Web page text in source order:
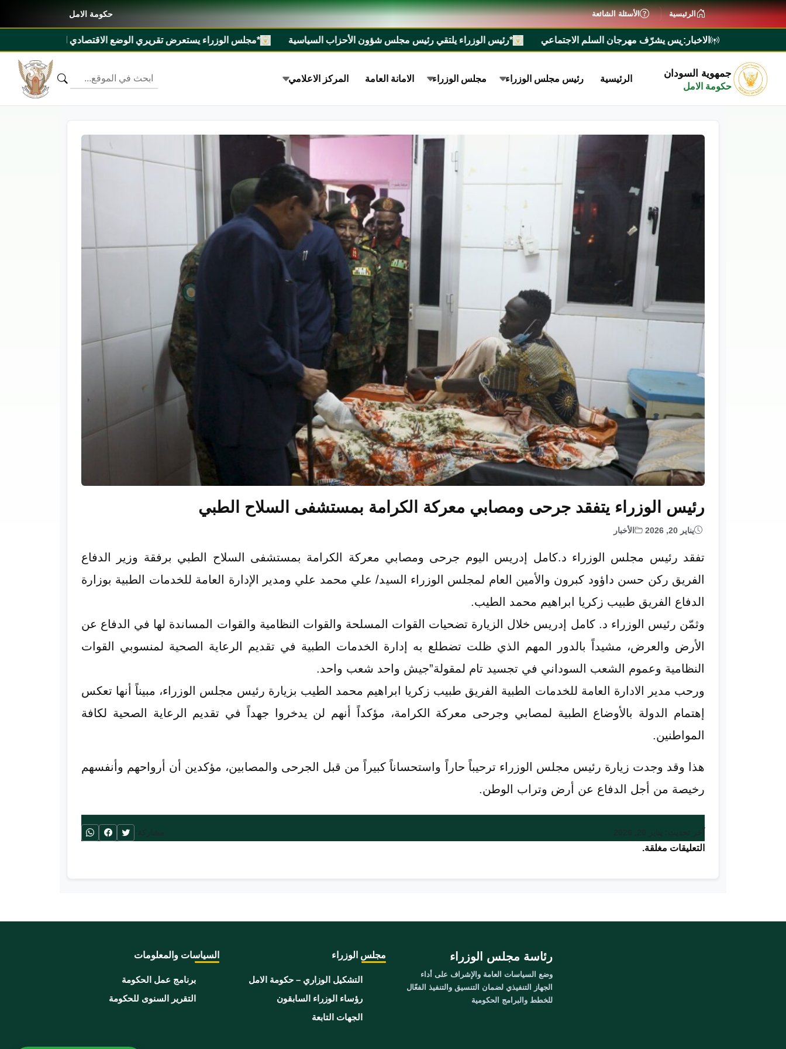
الرئيسية الأسئلة الشائعة حكومة الامل
الاخبار:
كامل ادريس يشرّف مهرجان السلم الاجتماعي *رئيس الوزراء يلتقي رئيس مجلس شؤون الأحزاب السياسية *مجلس الوزراء يستعرض تقريري الوضع الاقتصادي الراهن والإمداد الكهربائي بالبلاد*
جمهوية السودان
حكومة الامل
الرئيسية رئيس مجلس الوزراء مجلس الوزراء الامانة العامة المركز الاعلامي
رئيس الوزراء يتفقد جرحى ومصابي معركة الكرامة بمستشفى السلاح الطبي
يناير 20, 2026 الأخبار
تفقد رئيس مجلس الوزراء د.كامل إدريس اليوم جرحى ومصابي معركة الكرامة بمستشفى السلاح الطبي برفقة وزير الدفاع
الفريق ركن حسن داؤود كبرون والأمين العام لمجلس الوزراء السيد/ علي محمد علي ومدير الإدارة العامة للخدمات الطبية بوزارة
الدفاع الفريق طبيب زكريا ابراهيم محمد الطيب.
وثمّن رئيس الوزراء د. كامل إدريس خلال الزيارة تضحيات القوات المسلحة والقوات النظامية والقوات المساندة لها في الدفاع عن
الأرض والعرض، مشيداً بالدور المهم الذي ظلت تضطلع به إدارة الخدمات الطبية في تقديم الرعاية الصحية لمنسوبي القوات
النظامية وعموم الشعب السوداني في تجسيد تام لمقولة”جيش واحد شعب واحد.
ورحب مدير الادارة العامة للخدمات الطبية الفريق طبيب زكريا ابراهيم محمد الطيب بزيارة رئيس مجلس الوزراء، مبيناً أنها تعكس
إهتمام الدولة بالأوضاع الطبية لمصابي وجرحى معركة الكرامة، مؤكداً أنهم لن يدخروا جهداً في تقديم الرعاية الصحية لكافة
المواطنين.
هذا وقد وجدت زيارة رئيس مجلس الوزراء ترحيباً حاراً واستحساناً كبيراً من قبل الجرحى والمصابين، مؤكدين أن أرواحهم وأنفسهم
رخيصة من أجل الدفاع عن أرض وتراب الوطن.
التعليقات مغلقة.
السياسات والمعلومات
برنامج عمل الحكومة
التقرير السنوى للحكومة
مجلس الوزراء
التشكيل الوزاري – حكومة الامل
رؤساء الوزراء السابقون
الجهات التابعة
رئاسة مجلس الوزراء
وضع السياسات العامة والإشراف على أداء
الجهاز التنفيذي لضمان التنسيق والتنفيذ الفعّال
للخطط والبرامج الحكومية